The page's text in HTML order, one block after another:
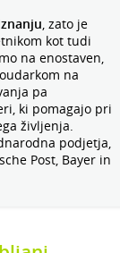
, zato je
kot tudi
na enostaven,
na
pa
ki pomagajo pri
življenja.
podjetja,
Post, Bayer in